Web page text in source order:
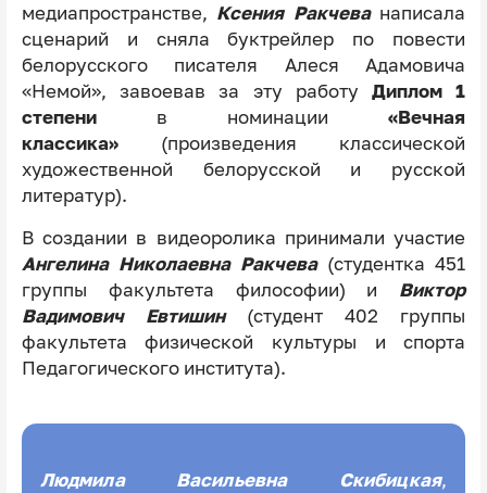
медиапространстве, Ксения Ракчеванаписала
сценарий и сняла буктрейлер по повести
белорусского писателя Алеся Адамовича
«Немой», завоевав за эту работуДиплом 1
степени в номинации«Вечная
классика» (произведения классической
художественной белорусской и русской
литератур).
В создании в видеоролика принимали участие
Ангелина Николаевна Ракчева(студентка 451
группы факультета философии) и Виктор
Вадимович Евтишин (студент 402 группы
факультета физической культуры и спорта
Педагогического института).
Людмила Васильевна Скибицкая,